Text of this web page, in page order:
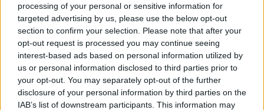
processing of your personal or sensitive information for
targeted advertising by us, please use the below opt-out
section to confirm your selection. Please note that after your
opt-out request is processed you may continue seeing
interest-based ads based on personal information utilized by
us or personal information disclosed to third parties prior to
your opt-out. You may separately opt-out of the further
disclosure of your personal information by third parties on the
IAB’s list of downstream participants. This information may
Θεοφανία Παπαθωμά – Γρηγόρης
Πετράκος: Χωρισμός μετά από δέκα
ολόκληρα χρόνια κοινής ζωής;